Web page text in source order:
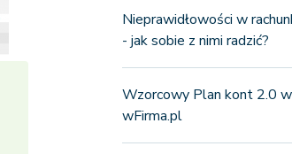
Nieprawidłowości w
- jak sobie z nimi radzić?
Wzorcowy Plan kont 2.0
wFirma.pl